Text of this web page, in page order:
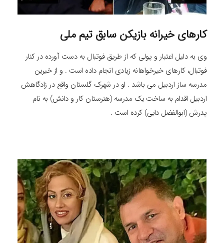
کارهای خیرانه بازیکن سابق تیم ملی
وی به دلیل اعتبار و پولی که از طریق فوتبال به دست آورده در کنار
فوتبال، کارهای خیرخواهانه زیادی انجام داده است . و از خیرین
مدرسه ساز اردبیل می باشد . او در شهرک گلستان واقع در زادگاهش
اردبیل اقدام به ساخت یک مدرسه (هنرستان کار و دانش) به نام
پدرش (ابوالفضل دایی) کرده است .